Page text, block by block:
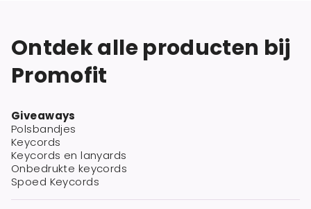
Ontdek alle producten bij
Promofit
Giveaways
Polsbandjes
Keycords
Keycords en lanyards
Onbedrukte keycords
Spoed Keycords